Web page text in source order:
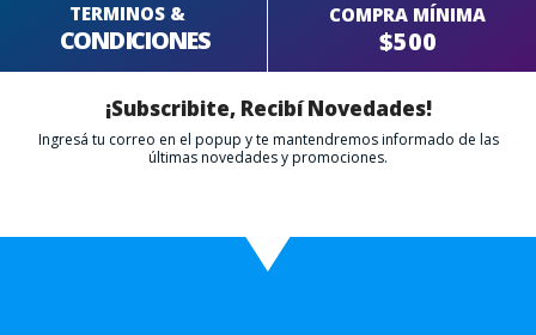
TERMINOS &
CONDICIONES
COMPRA MÍNIMA
$500
¡Subscribite, Recibí Novedades!
Ingresá tu correo en el popup y te mantendremos informado de las
últimas novedades y promociones.